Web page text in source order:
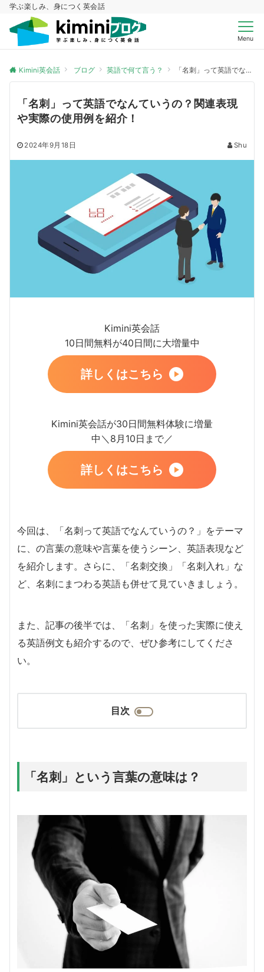
学ぶ楽しみ、身につく英会話
Menu
Kimini英会話 ブログ 英語で何て言う？ 「名刺」って英語でなんていうの？関連表現や実際の使用例を紹介！
「名刺」って英語でなんていうの？関連表現
や実際の使用例を紹介！
2024年9月18日 Shu
Kimini英会話
10日間無料が40日間に大増量中
詳しくはこちら
Kimini英会話が30日間無料体験に増量
中＼8月10日まで／
詳しくはこちら
今回は、「名刺って英語でなんていうの？」をテーマ
に、の言葉の意味や言葉を使うシーン、英語表現など
を紹介します。さらに、「名刺交換」「名刺入れ」な
ど、名刺にまつわる英語も併せて見ていきましょう。
また、記事の後半では、「名刺」を使った実際に使え
る英語例文も紹介するので、ぜひ参考にしてくださ
い。
目次
「名刺」という言葉の意味は？